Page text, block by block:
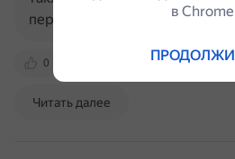
0 forum.tk-chel.ru
передавать коды ошибок
Читать далее
в Сhrome